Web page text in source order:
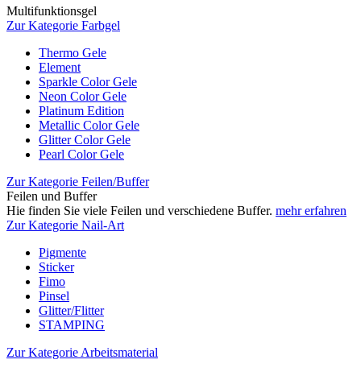
Multifunktionsgel
Zur Kategorie Farbgel
Thermo Gele
Element
Sparkle Color Gele
Neon Color Gele
Platinum Edition
Metallic Color Gele
Glitter Color Gele
Pearl Color Gele
Zur Kategorie Feilen/Buffer
Feilen und Buffer
Hie finden Sie viele Feilen und verschiedene Buffer. mehr erfahren
Zur Kategorie Nail-Art
Pigmente
Sticker
Fimo
Pinsel
Glitter/Flitter
STAMPING
Zur Kategorie Arbeitsmaterial